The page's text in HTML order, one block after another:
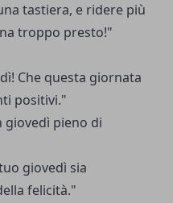
tastiera, e ridere più
troppo presto!"
Che questa giornata
positivi."
giovedì pieno di
giovedì sia
felicità."